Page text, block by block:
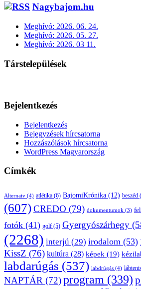
Nagybajom.hu
Meghívó: 2026. 06. 24.
Meghívó: 2026. 05. 27.
Meghívó: 2026. 03 11.
Társtelepülések
Bejelentkezés
Bejelentkezés
Bejegyzések hírcsatorna
Hozzászólások hírcsatorna
WordPress Magyarország
Címkék
Alternaiv (4) atlétika (6) BajomiKrónika (12) beszéd
(607)CREDO (79) dokumentumok (3)
fotók (41) golf (5) Gyergyószárhegy
(2268) interjú (29) irodalom (53)
KissZ (76) kultúra (28) képek (19)
labdarúgás (537) labdrúgás (4)
NAPTÁR (72)program (339)